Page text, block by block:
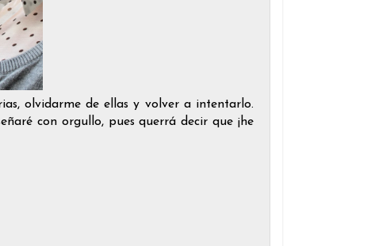
olvidarme de ellas y volver a intentarlo.
con orgullo, pues querrá decir que ¡he